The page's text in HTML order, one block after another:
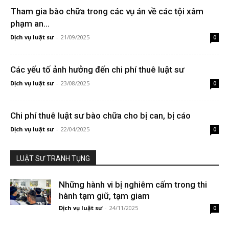
Tham gia bào chữa trong các vụ án về các tội xâm
phạm an...
Dịch vụ luật sư - 21/09/2025 0
Các yếu tố ảnh hưởng đến chi phí thuê luật sư
Dịch vụ luật sư - 23/08/2025 0
Chi phí thuê luật sư bào chữa cho bị can, bị cáo
Dịch vụ luật sư - 22/04/2025 0
LUẬT SƯ TRANH TỤNG
Những hành vi bị nghiêm cấm trong thi
hành tạm giữ, tạm giam
Dịch vụ luật sư - 24/11/2025 0